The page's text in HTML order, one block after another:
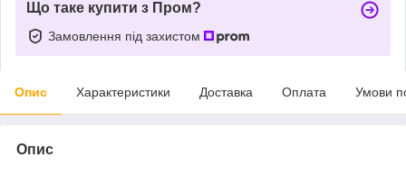
Що таке купити з Пром?
Замовлення під захистом
Опис Характеристики Доставка Оплата Умови
Опис